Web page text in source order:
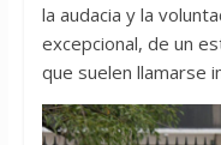
la audacia y la
excepcional, de un
que suelen llamarse